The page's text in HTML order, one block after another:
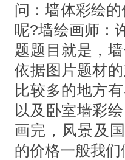
问：墙体彩绘
呢?墙绘画师：
题题目就是，
依据图片题材
比较多的地方
以及卧室墙彩
画完，风景及
的价格一般我